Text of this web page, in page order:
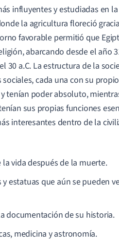
influyentes y estudiadas en
la agricultura floreció
favorable permitió que
abarcando desde el año
30 a.C. La estructura de la
cada una con su
tenían poder absoluto,
sus propias funciones
interesantes dentro de la
vida después de la muerte.
estatuas que aún se pueden
documentación de su historia.
medicina y astronomía.